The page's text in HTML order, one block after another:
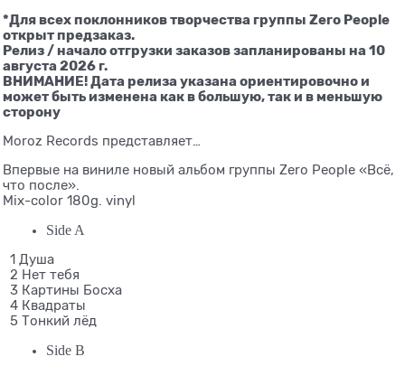
*Для всех поклонников творчества группы Zero People
открыт предзаказ.
Релиз / начало отгрузки заказов запланированы на 10
августа 2026 г.
ВНИМАНИЕ! Дата релиза указана ориентировочно и
может быть изменена как в большую, так и в меньшую
сторону
Moroz Records представляет…
Впервые на виниле новый альбом группы Zero People «Всё,
что после».
Mix-color 180g. vinyl
Side A
1 Душа
2 Нет тебя
3 Картины Босха
4 Квадраты
5 Тонкий лёд
Side B